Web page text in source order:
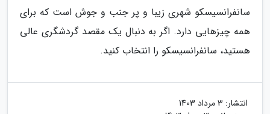
سانفرانسیسکو شهری زیبا و پر جنب و جوش است که برای
همه چیزهایی دارد. اگر به دنبال یک مقصد گردشگری عالی
هستید، سانفرانسیسکو را انتخاب کنید.
انتشار: 3 مرداد 1403